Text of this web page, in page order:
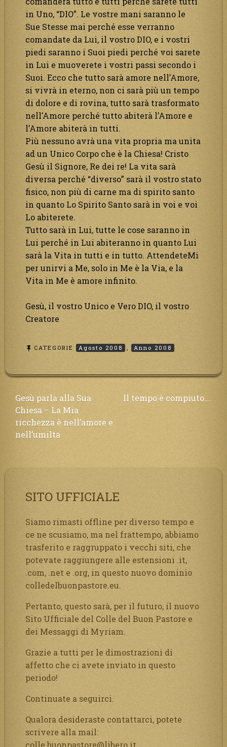
in Uno, “DIO”. Le vostre mani saranno le
Sue Stesse mai perché esse verranno
comandate da Lui, il vostro DIO, e i vostri
piedi saranno i Suoi piedi perché voi sarete
in Lui e muoverete i vostri passi secondo i
Suoi. Ecco che tutto sarà amore nell’Amore,
si vivrà in eterno, non ci sarà più un tempo
di dolore e di rovina, tutto sarà trasformato
nell’Amore perché tutto abiterà l’Amore e
l’Amore abiterà in tutti.
Più nessuno avrà una vita propria ma unita
ad un Unico Corpo che è la Chiesa! Cristo
Gesù il Signore, Re dei re! La vita sarà
diversa perché “diverso” sarà il vostro stato
fisico, non più di carne ma di spirito santo
in quanto Lo Spirito Santo sarà in voi e voi
Lo abiterete.
Tutto sarà in Lui, tutte le cose saranno in
Lui perché in Lui abiteranno in quanto Lui
sarà la Vita in tutti e in tutto. AttendeteMi
per unirvi a Me, solo in Me è la Via, e la
Vita in Me è amore infinito.
Gesù, il vostro Unico e Vero DIO, il vostro
Creatore
CATEGORIE Agosto 2008 , Anno 2008
Navigazione
articoli
Gesù parla alla Sua
Chiesa – La Mia
ricchezza è nell’amore e
nell’umilta
Il tempo è compiuto….
SITO UFFICIALE
Siamo rimasti offline per diverso tempo e
ce ne scusiamo, ma nel frattempo, abbiamo
trasferito e raggruppato i vecchi siti, che
potevate raggiungere alle estensioni .it,
.com, .net e .org, in questo nuovo dominio
colledelbuonpastore.eu.
Pertanto, questo sarà, per il futuro, il nuovo
Sito Ufficiale del Colle del Buon Pastore e
dei Messaggi di Myriam.
Grazie a tutti per le dimostrazioni di
affetto che ci avete inviato in questo
periodo!
Continuate a seguirci.
Qualora desideraste contattarci, potete
scrivere alla mail:
colle.buonpastore@libero.it